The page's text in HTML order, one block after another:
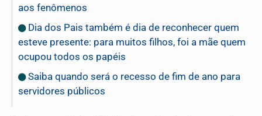
aos fenômenos
Dia dos Pais também é dia de reconhecer quem
esteve presente: para muitos filhos, foi a mãe quem
ocupou todos os papéis
Saiba quando será o recesso de fim de ano para
servidores públicos